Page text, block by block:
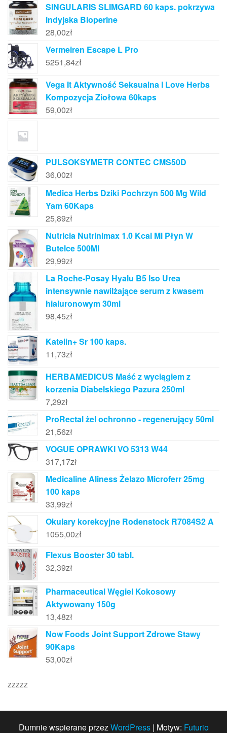
SINGULARIS SLIMGARD 60 kaps. pokrzywa
indyjska Bioperine
28,00zł
Vermeiren Escape L Pro
5251,84zł
Vega It Aktywność Seksualna I Love Herbs
Kompozycja Ziołowa 60kaps
59,00zł
PULSOKSYMETR CONTEC CMS50D
36,00zł
Medica Herbs Dziki Pochrzyn 500 Mg Wild
Yam 60Kaps
25,89zł
Nutricia Nutrinimax 1.0 Kcal Ml Płyn W
Butelce 500Ml
29,99zł
La Roche-Posay Hyalu B5 Iso Urea
intensywnie nawilżające serum z kwasem
hialuronowym 30ml
98,45zł
Katelin+ Sr 100 kaps.
11,73zł
HERBAMEDICUS Maść z wyciągiem z
korzenia Diabelskiego Pazura 250ml
7,29zł
ProRectal żel ochronno - regenerujący 50ml
21,56zł
VOGUE OPRAWKI VO 5313 W44
317,17zł
Medicaline Aliness Żelazo Microferr 25mg
100 kaps
33,99zł
Okulary korekcyjne Rodenstock R7084S2 A
1055,00zł
Flexus Booster 30 tabl.
32,39zł
Pharmaceutical Węgiel Kokosowy
Aktywowany 150g
13,48zł
Now Foods Joint Support Zdrowe Stawy
90Kaps
53,00zł
zzzzz
Dumnie wspierane przezWordPress | Motyw: Futurio